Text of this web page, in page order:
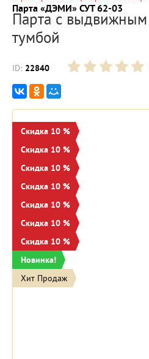
Парта «ДЭМИ» СУТ 62-03
Парта с
тумбой
ID: 22840
Скидка 10 %
Скидка 10 %
Скидка 10 %
Скидка 10 %
Скидка 10 %
Скидка 10 %
Скидка 10 %
Новинка!
Хит Продаж